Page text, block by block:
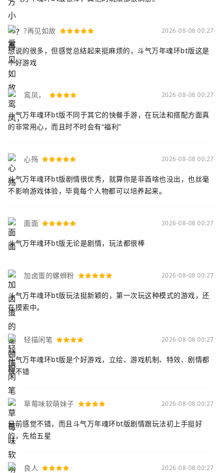
?再见如故 2026-08-08 00:27
想说的很多，但感觉总结起来挺麻烦的，斗气万年魂环bt版这是
个好游戏
鸾凤， 2026-08-08 00:27
斗气万年魂环bt版不同于其它的快餐手游，在玩法和搭配方面真
的非常用心，而且时不时会有“福利”
心殇 2026-08-08 00:27
斗气万年魂环bt版剧情很优秀，就算你是非酋啥也没出，也丝毫
不影响游戏体验，毕竟每个人物都可以培养起来。
面面 2026-08-08 00:27
斗气万年魂环bt版无论是剧情，玩法都很棒
加卤蛋的螺蛳粉 2026-08-08 00:27
斗气万年魂环bt版玩法挺新颖的，第一次玩这种模式的游戏，还
在摸索中。
轻描闲笔 2026-08-08 00:27
斗气万年魂环bt版是个好游戏，立绘、游戏机制、特效、剧情都
很不错
草莓味软萌妹子 2026-08-08 00:27
目前感觉不错，而且斗气万年魂环bt版剧情跟玩法初上手挺好
的，先给五星
良人 2026-08-08 00:27